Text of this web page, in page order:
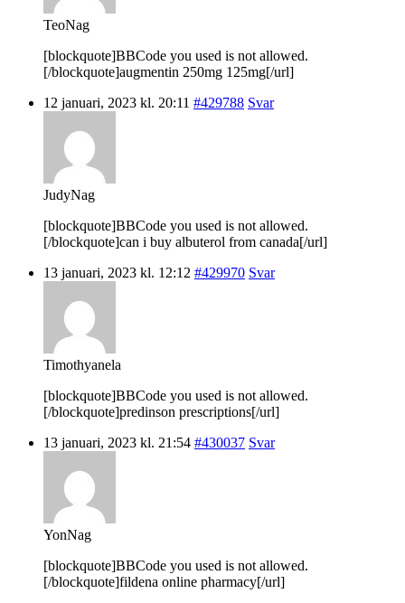
TeoNag
[blockquote]BBCode you used is not allowed.
[/blockquote]augmentin 250mg 125mg[/url]
12 januari, 2023 kl. 20:11 #429788 Svar
JudyNag
[blockquote]BBCode you used is not allowed.
[/blockquote]can i buy albuterol from canada[/url]
13 januari, 2023 kl. 12:12 #429970 Svar
Timothyanela
[blockquote]BBCode you used is not allowed.
[/blockquote]predinson prescriptions[/url]
13 januari, 2023 kl. 21:54 #430037 Svar
YonNag
[blockquote]BBCode you used is not allowed.
[/blockquote]fildena online pharmacy[/url]